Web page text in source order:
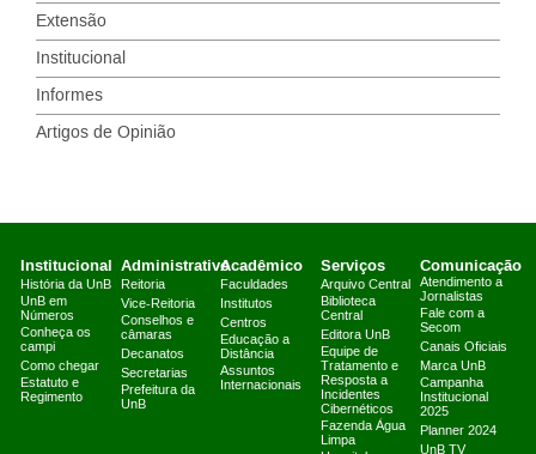
Extensão
Institucional
Informes
Artigos de Opinião
Institucional
História da UnB
UnB em
Números
Conheça os
campi
Como chegar
Estatuto e
Regimento
Administrativo
Reitoria
Vice-Reitoria
Conselhos e
câmaras
Decanatos
Secretarias
Prefeitura da
UnB
Acadêmico
Faculdades
Institutos
Centros
Educação a
Distância
Assuntos
Internacionais
Serviços
Arquivo Central
Biblioteca
Central
Editora UnB
Equipe de
Tratamento e
Resposta a
Incidentes
Cibernéticos
Fazenda Água
Limpa
Comunicação
Atendimento a
Jornalistas
Fale com a
Secom
Canais Oficiais
Marca UnB
Campanha
Institucional
2025
Planner 2024
UnB TV